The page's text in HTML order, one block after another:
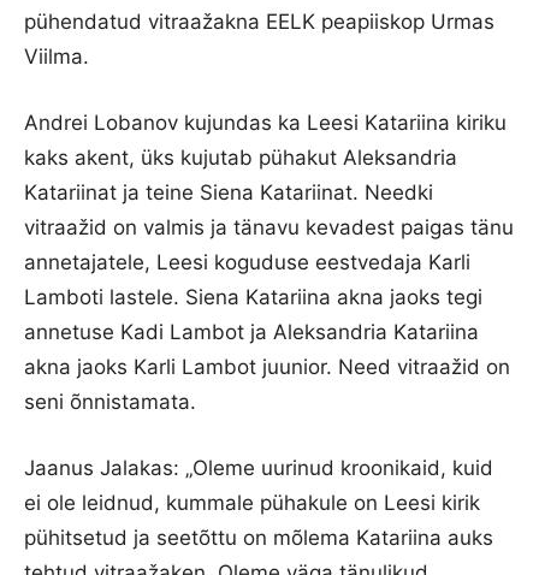
pühendatud vitraažakna EELK peapiiskop Urmas
Viilma.
Andrei Lobanov kujundas ka Leesi Katariina kiriku
kaks akent, üks kujutab pühakut Aleksandria
Katariinat ja teine Siena Katariinat. Needki
vitraažid on valmis ja tänavu kevadest paigas tänu
annetajatele, Leesi koguduse eestvedaja Karli
Lamboti lastele. Siena Katariina akna jaoks tegi
annetuse Kadi Lambot ja Aleksandria Katariina
akna jaoks Karli Lambot juunior. Need vitraažid on
seni õnnistamata.
Jaanus Jalakas: „Oleme uurinud kroonikaid, kuid
ei ole leidnud, kummale pühakule on Leesi kirik
pühitsetud ja seetõttu on mõlema Katariina auks